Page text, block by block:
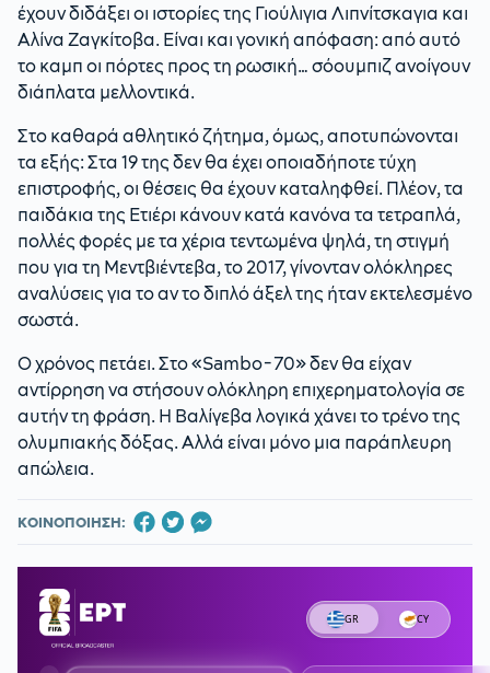
έχουν διδάξει οι ιστορίες της Γιούλιγια Λιπνίτσκαγια και
Αλίνα Ζαγκίτοβα. Είναι και γονική απόφαση: από αυτό
το καμπ οι πόρτες προς τη ρωσική… σόουμπιζ ανοίγουν
διάπλατα μελλοντικά.
Στο καθαρά αθλητικό ζήτημα, όμως, αποτυπώνονται
τα εξής: Στα 19 της δεν θα έχει οποιαδήποτε τύχη
επιστροφής, οι θέσεις θα έχουν καταληφθεί. Πλέον, τα
παιδάκια της Ετιέρι κάνουν κατά κανόνα τα τετραπλά,
πολλές φορές με τα χέρια τεντωμένα ψηλά, τη στιγμή
που για τη Μεντβιέντεβα, το 2017, γίνονταν ολόκληρες
αναλύσεις για το αν το διπλό άξελ της ήταν εκτελεσμένο
σωστά.
Ο χρόνος πετάει. Στο «Sambo-70» δεν θα είχαν
αντίρρηση να στήσουν ολόκληρη επιχερηματολογία σε
αυτήν τη φράση. Η Βαλίγεβα λογικά χάνει το τρένο της
ολυμπιακής δόξας. Αλλά είναι μόνο μια παράπλευρη
απώλεια.
ΚΟΙΝΟΠΟΙΗΣΗ: